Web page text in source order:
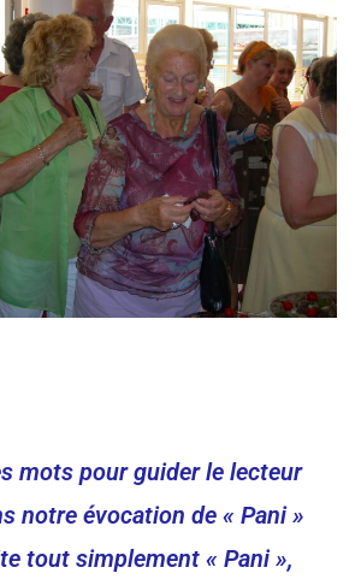
mots pour guider le lecteur
notre évocation de « Pani »
tout simplement « Pani »,